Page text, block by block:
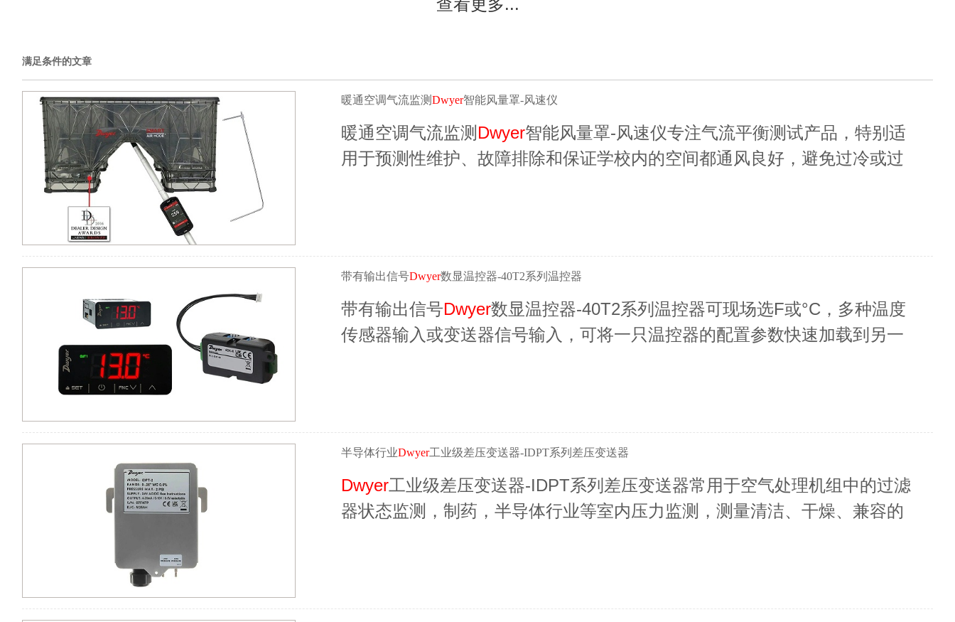
查看更多...
满足条件的文章
暖通空调气流监测Dwyer智能风量罩-风速仪
暖通空调气流监测 Dwyer智能风量罩-风速仪专注气流平衡测试产品，特别适
用于预测性维护、故障排除和保证学校内的空间都通风良好，避免过冷或过
带有输出信号Dwyer数显温控器-40T2系列温控器
带有输出信号Dwyer数显温控器-40T2系列温控器可现场选F或°C，多种温度
传感器输入或变送器信号输入，可将一只温控器的配置参数快速加载到另一
半导体行业Dwyer工业级差压变送器-IDPT系列差压变送器
Dwyer工业级差压变送器-IDPT系列差压变送器常用于空气处理机组中的过滤
器状态监测，制药，半导体行业等室内压力监测，测量清洁、干燥、兼容的